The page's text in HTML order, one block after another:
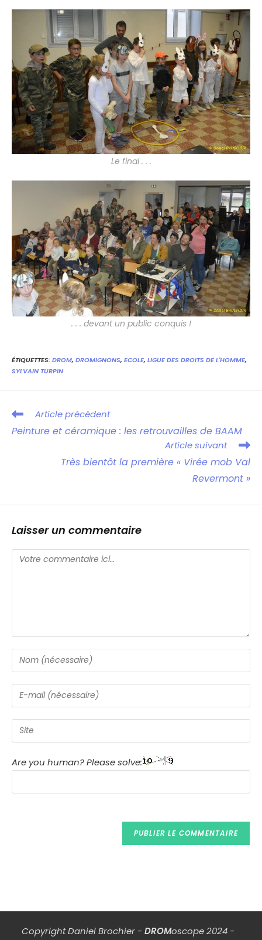
Le final . . .
. . . devant un public conquis !
ÉTIQUETTES: DROM, DROMIGNONS, ECOLE, LIGUE DES DROITS DE L'HOMME,
SYLVAIN TURPIN
Article précédent
Peinture et céramique : les retrouvailles de BAAM
Article suivant
Très bientôt la première « Virée mob Val
Revermont »
Laisser un commentaire
Are you human? Please solve:
Copyright Daniel Brochier -DROMoscope 2024 -